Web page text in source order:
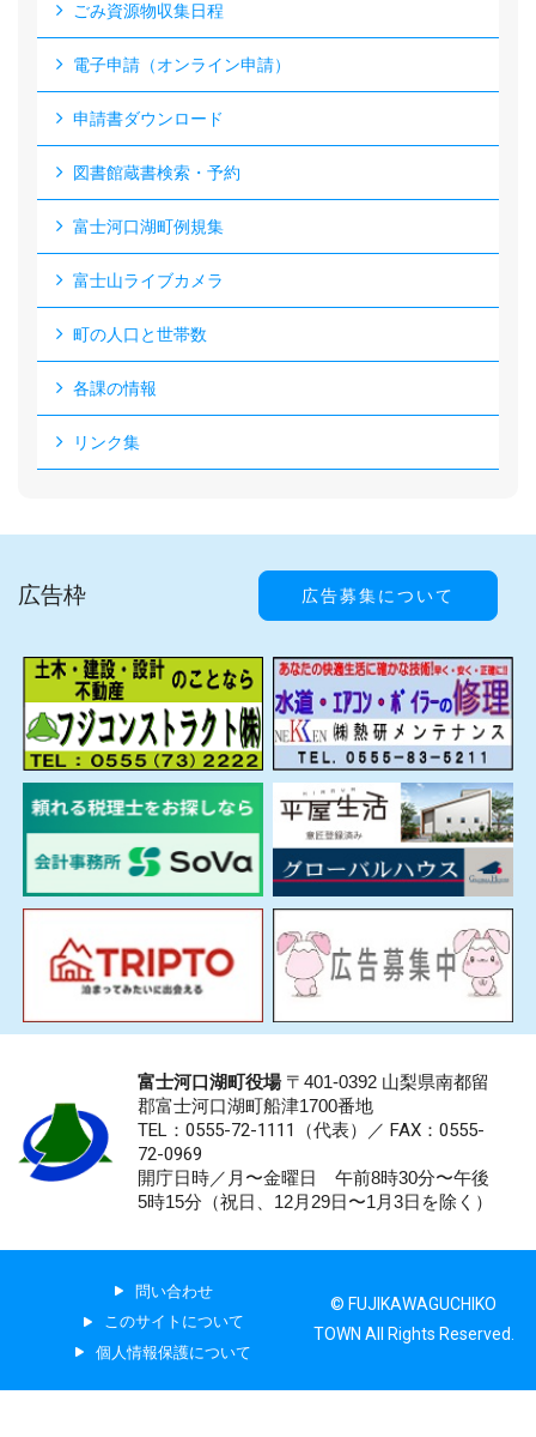
ごみ資源物収集日程
電子申請（オンライン申請）
申請書ダウンロード
図書館蔵書検索・予約
富士河口湖町例規集
富士山ライブカメラ
町の人口と世帯数
各課の情報
リンク集
広告枠 広告募集について
富士河口湖町役場〒401-0392 山梨県南都留
郡富士河口湖町船津1700番地
TEL：0555-72-1111 （代表）／ FAX：0555-
72-0969
開庁日時／月〜金曜日 午前8時30分〜午後
5時15分（祝日、12月29日〜1月3日を除く）
問い合わせ
このサイトについて
個人情報保護について
© FUJIKAWAGUCHIKO
TOWN All Rights Reserved.